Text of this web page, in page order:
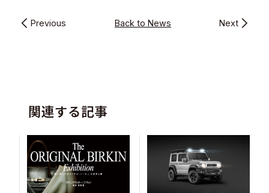
Previous Back to News Next
関連する記事